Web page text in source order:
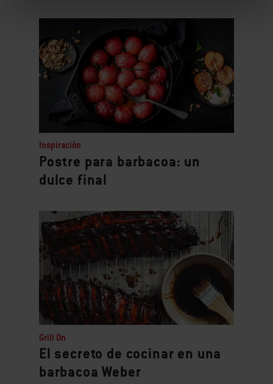
Inspiración
Postre para barbacoa: un
dulce final
Grill On
El secreto de cocinar en una
barbacoa Weber